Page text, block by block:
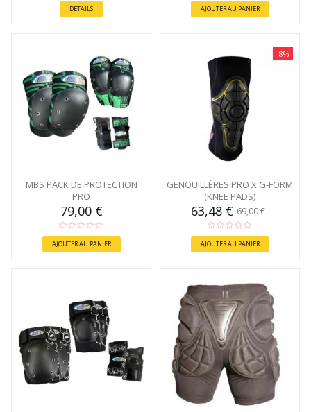
DÉTAILS AJOUTER AU PANIER
MBS PACK DE PROTECTION
PRO
79,00 €
AJOUTER AU PANIER
-8%
GENOUILLÈRES PRO X G-FORM
(KNEE PADS)
63,48 € 69,00 €
AJOUTER AU PANIER